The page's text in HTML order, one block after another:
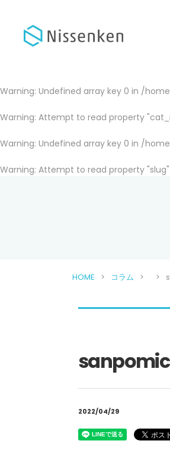
Warning: Undefined array key 0 in /
Warning: Attempt to read property
Warning: Undefined array key 0 in /
Warning: Attempt to read property
HOME コラム
2022/04/29